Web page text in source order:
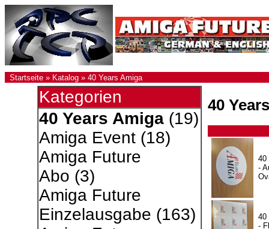
Startseite » Katalog » 40 Years Amiga
Kategorien
40 Years Amiga(19)
Amiga Event(18)
Amiga Future
Abo (3)
Amiga Future
Einzelausgabe (163)
40
40
-
40
-